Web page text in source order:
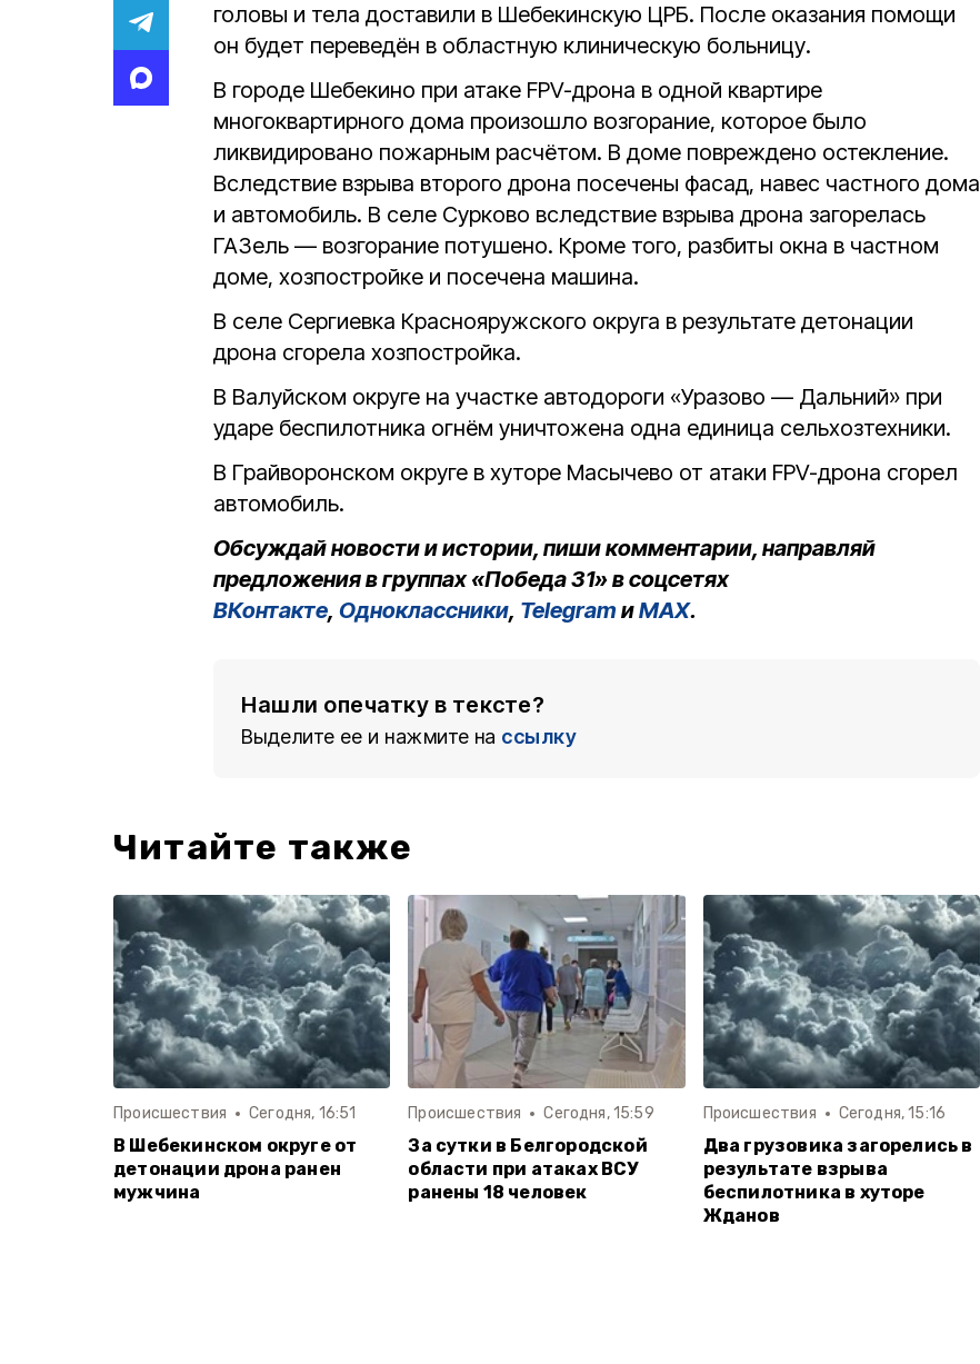
головы и тела доставили в Шебекинскую ЦРБ. После оказания помощи
он будет переведён в областную клиническую больницу.
В городе Шебекино при атаке FPV-дрона в одной квартире
многоквартирного дома произошло возгорание, которое было
ликвидировано пожарным расчётом. В доме повреждено остекление.
Вследствие взрыва второго дрона посечены фасад, навес частного дома
и автомобиль. В селе Сурково вследствие взрыва дрона загорелась
ГАЗель — возгорание потушено. Кроме того, разбиты окна в частном
доме, хозпостройке и посечена машина.
В селе Сергиевка Краснояружского округа в результате детонации
дрона сгорела хозпостройка.
В Валуйском округе на участке автодороги «Уразово — Дальний» при
ударе беспилотника огнём уничтожена одна единица сельхозтехники.
В Грайворонском округе в хуторе Масычево от атаки FPV-дрона сгорел
автомобиль.
Обсуждай новости и истории, пиши комментарии, направляй
предложения в группах «Победа 31» в соцсетях
ВКонтакте, Одноклассники, Telegram иMAX.
Нашли опечатку в тексте?
Выделите ее и нажмите на ссылку
Читайте также
Происшествия Сегодня, 16:51
В Шебекинском округе от
детонации дрона ранен
мужчина
Происшествия Сегодня, 15:59
За сутки в Белгородской
области при атаках ВСУ
ранены 18 человек
Происшествия Сегодня, 15:16
Два грузовика загорелись в
результате взрыва
беспилотника в хуторе
Жданов